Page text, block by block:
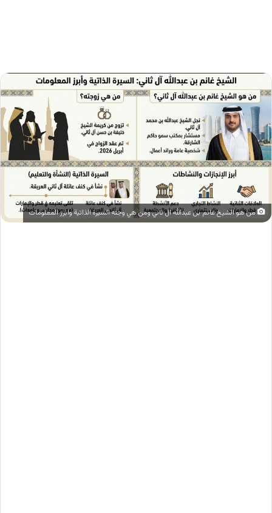
من هو الشيخ غانم بن عبدالله ال ثاني ومن هي وجته السيرة الذاتية وابرز المعلومات